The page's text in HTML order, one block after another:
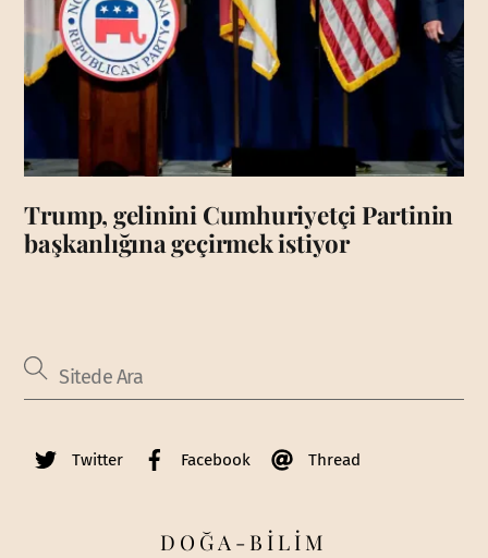
Trump, gelinini Cumhuriyetçi Partinin
başkanlığına geçirmek istiyor
Twitter Facebook Thread
DOĞA-BİLİM